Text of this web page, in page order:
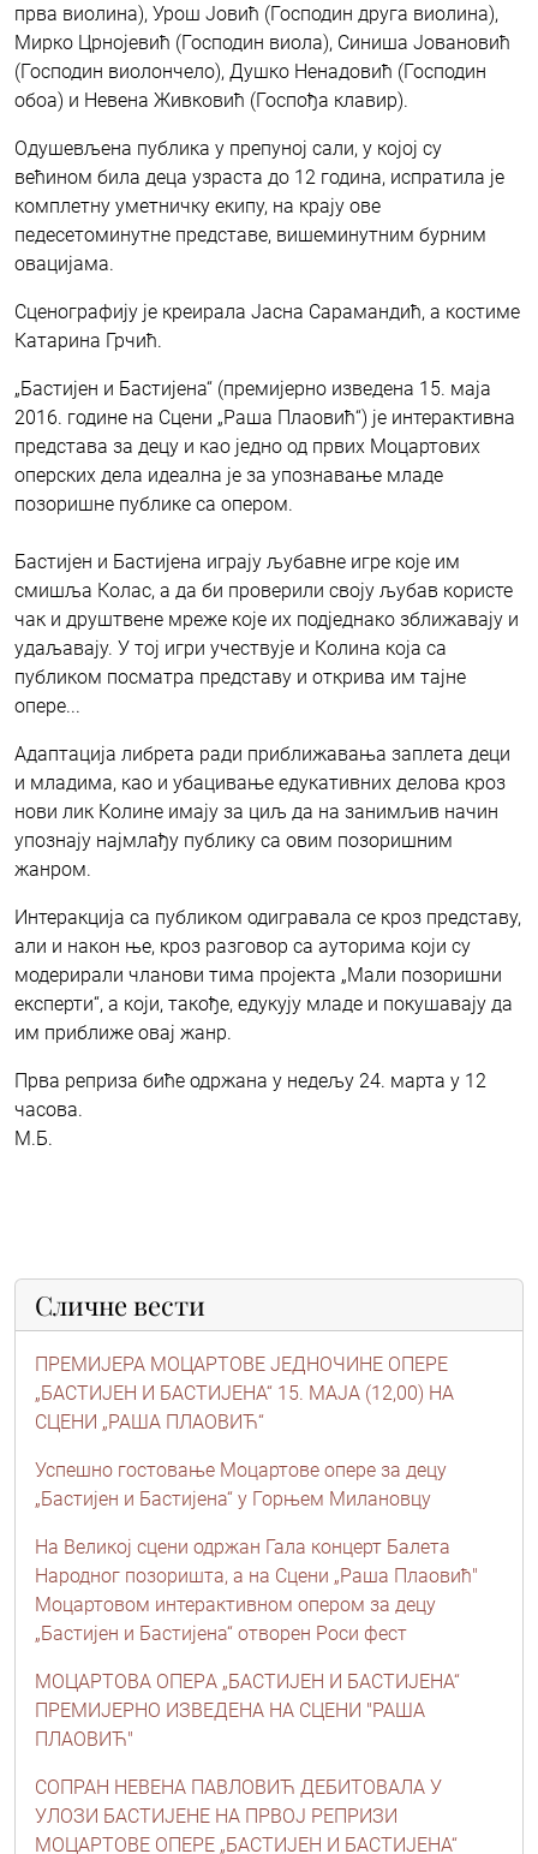
прва виолина), Урош Јовић (Господин друга виолина),
Мирко Црнојевић (Господин виола), Синиша Јовановић
(Господин виолончело), Душко Ненадовић (Господин
обоа) и Невена Живковић (Госпођа клавир).
Одушевљена публика у препуној сали, у којој су
већином била деца узраста до 12 година, испратила је
комплетну уметничку екипу, на крају ове
педесетоминутне представе, вишеминутним бурним
овацијама.
Сценографију је креирала Јасна Сарамандић, а костиме
Катарина Грчић.
„Бастијен и Бастијена“ (премијерно изведена 15. маја
2016. године на Сцени „Раша Плаовић“) је интерактивна
представа за децу и као једно од првих Моцартових
оперских дела идеална је за упознавање младе
позоришне публике са опером.
Бастијен и Бастијена играју љубавне игре које им
смишља Колас, а да би проверили своју љубав користе
чак и друштвене мреже које их подједнако зближавају и
удаљавају. У тој игри учествује и Колина која са
публиком посматра представу и открива им тајне
опере...
Адаптација либрета ради приближавања заплета деци
и младима, као и убацивање едукативних делова кроз
нови лик Колине имају за циљ да на занимљив начин
упознају најмлађу публику са овим позоришним
жанром.
Интеракција са публиком одигравала се кроз представу,
али и након ње, кроз разговор са ауторима који су
модерирали чланови тима пројекта „Мали позоришни
експерти“, а који, такође, едукују младе и покушавају да
им приближе овај жанр.
Прва реприза биће одржана у недељу 24. марта у 12
часова.
М.Б.
Сличне вести
ПРЕМИЈЕРА МОЦАРТОВЕ ЈЕДНОЧИНЕ ОПЕРЕ
„БАСТИЈЕН И БАСТИЈЕНА“ 15. МАЈА (12,00) НА
СЦЕНИ „РАША ПЛАОВИЋ“
Успешно гостовање Моцартове опере за децу
„Бастијен и Бастијена“ у Горњем Милановцу
На Великој сцени одржан Гала концерт Балета
Народног позоришта, a на Сцени „Раша Плаовић"
Моцартовом интерактивном опером за децу
„Бастијен и Бастијена“ отворен Роси фест
МОЦАРТОВA ОПЕРA „БАСТИЈЕН И БАСТИЈЕНА“
ПРЕМИЈЕРНО ИЗВЕДЕНА НА СЦЕНИ "РАША
ПЛАОВИЋ"
СОПРАН НЕВЕНА ПАВЛОВИЋ ДЕБИТОВАЛА У
УЛОЗИ БАСТИЈЕНЕ НА ПРВОЈ РЕПРИЗИ
МОЦАРТОВЕ ОПЕРЕ „БАСТИЈЕН И БАСТИЈЕНА“